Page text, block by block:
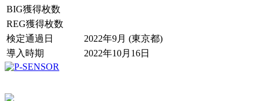
BIG獲得枚数
REG獲得枚数
検定通過日
2022年9月 (東京都)
導入時期
2022年10月16日